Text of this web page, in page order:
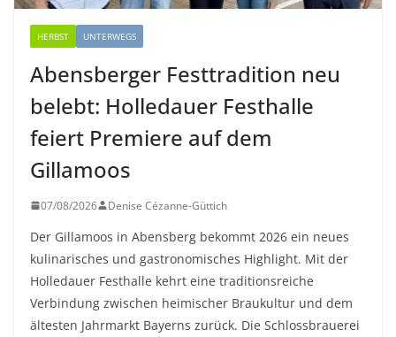
HERBST UNTERWEGS
Abensberger Festtradition neu
belebt: Holledauer Festhalle
feiert Premiere auf dem
Gillamoos
07/08/2026 Denise Cézanne-Güttich
Der Gillamoos in Abensberg bekommt 2026 ein neues
kulinarisches und gastronomisches Highlight. Mit der
Holledauer Festhalle kehrt eine traditionsreiche
Verbindung zwischen heimischer Braukultur und dem
ältesten Jahrmarkt Bayerns zurück. Die Schlossbrauerei